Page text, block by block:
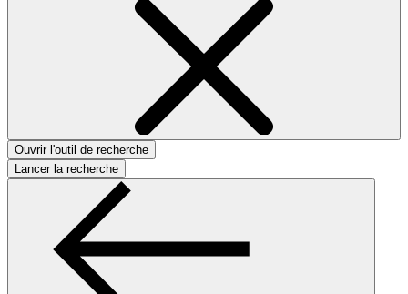
Ouvrir l'outil de recherche
Lancer la recherche